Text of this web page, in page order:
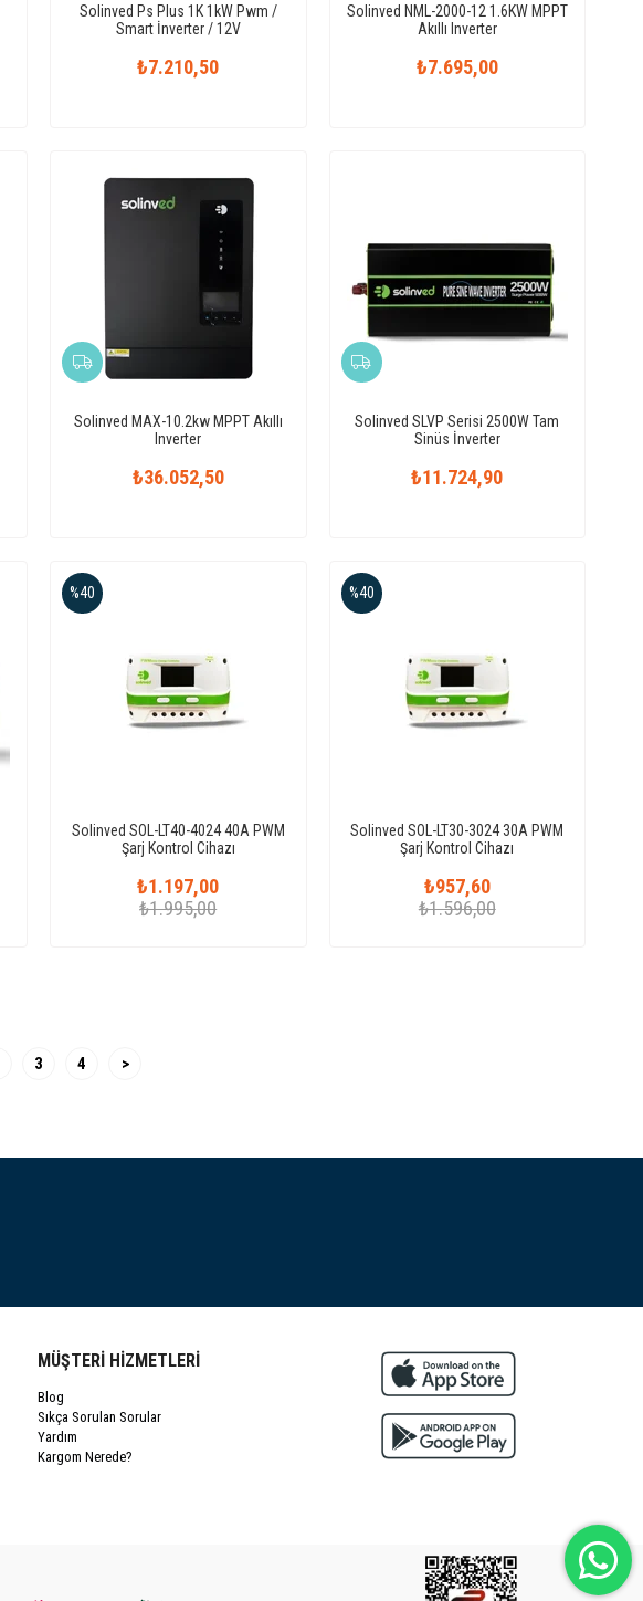
Solinved Ps Plus 1K 1kW Pwm /
Smart İnverter / 12V
₺7.210,50
Solinved NML-2000-12 1.6KW MPPT
Akıllı Inverter
₺7.695,00
Solinved MAX-10.2kw MPPT Akıllı
Inverter
₺36.052,50
Solinved SLVP Serisi 2500W Tam
Sinüs İnverter
₺11.724,90
Solinved SOL-LT40-4024 40A PWM
Şarj Kontrol Cihazı
₺1.197,00
₺1.995,00
%40
Solinved SOL-LT30-3024 30A PWM
Şarj Kontrol Cihazı
₺957,60
₺1.596,00
%40
3 4 >
MÜŞTERİ HİZMETLERİ
Blog
Sıkça Sorulan Sorular
Yardım
Kargom Nerede?